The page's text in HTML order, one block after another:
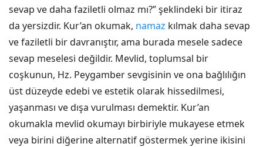
sevap ve daha faziletli olmaz mı?” şeklindeki bir itiraz
da yersizdir. Kur’an okumak, namaz kılmak daha sevap
ve faziletli bir davranıştır, ama burada mesele sadece
sevap meselesi değildir. Mevlid, toplumsal bir
coşkunun, Hz. Peygamber sevgisinin ve ona bağlılığın
üst düzeyde edebi ve estetik olarak hissedilmesi,
yaşanması ve dışa vurulması demektir. Kur’an
okumakla mevlid okumayı birbiriyle mukayese etmek
veya birini diğerine alternatif göstermek yerine ikisini